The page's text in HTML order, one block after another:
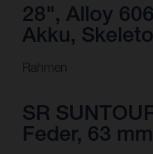
28", Alloy
Akku,
Rahmen
SR
Feder, 63 mm